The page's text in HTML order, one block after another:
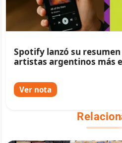
Spotify lanzó su
artistas argentinos más
Ver nota